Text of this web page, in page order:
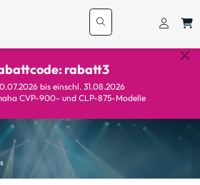
rabatt3
bis einschl. 31.08.2026
CVP-900- und CLP-875-Modelle